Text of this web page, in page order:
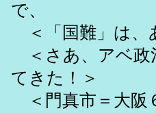
で、
＜「国難」は、
＜さあ、アベ政
てきた！＞
＜門真市＝大阪